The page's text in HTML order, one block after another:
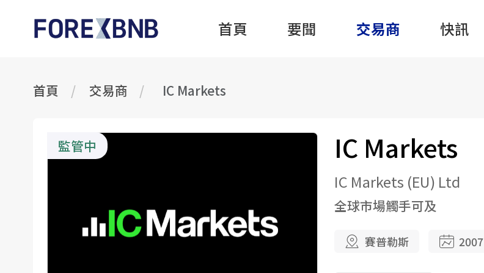
首頁 要聞 交易商 快訊
首頁 交易商 IC Markets
監管中 IC Markets
IC Markets (EU) Ltd
全球市場觸手可及
賽普勒斯 2007